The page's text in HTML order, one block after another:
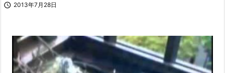
 2013年7月28日